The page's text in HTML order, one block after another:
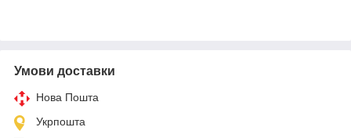
Умови доставки
Нова Пошта
Укрпошта